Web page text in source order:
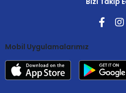
Mobil Uygulamalarımız